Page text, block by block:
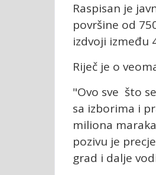
Raspisan je
površine od
izdvoji između
Riječ je o
"Ovo sve što
sa izborima i
miliona
pozivu je
grad i dalje